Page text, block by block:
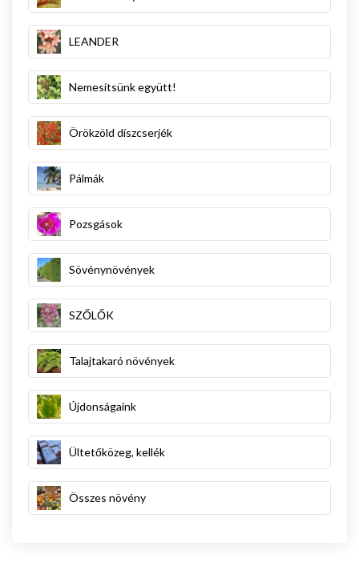
LEANDER
Nemesítsünk együtt!
Örökzöld díszcserjék
Pálmák
Pozsgások
Sövénynövények
SZŐLŐK
Talajtakaró növények
Újdonságaink
Ültetőközeg, kellék
Összes növény